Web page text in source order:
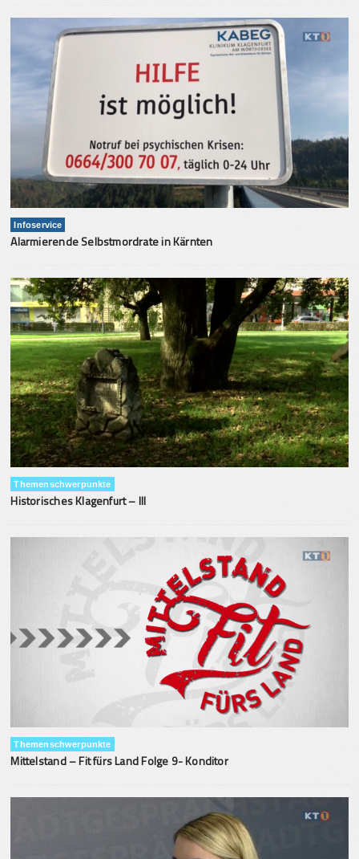
Infoservice
Alarmierende Selbstmordrate in Kärnten
Themenschwerpunkte
Historisches Klagenfurt – III
Themenschwerpunkte
Mittelstand – Fit fürs Land Folge 9- Konditor